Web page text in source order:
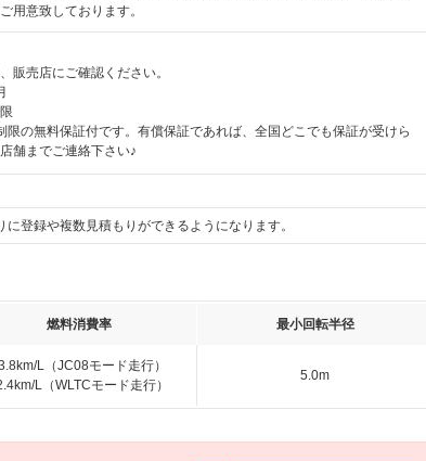
用意致しております。
販売店にご確認ください。
限の無料保証付です。有償保証であれば、全国どこでも保証が受けら
舗までご連絡下さい♪
に登録や複数見積もりができるようになります。
燃料消費率 最小回転半径
L（JC08モード走行）
L（WLTCモード走行）
5.0m